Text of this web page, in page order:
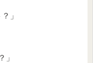
」
」